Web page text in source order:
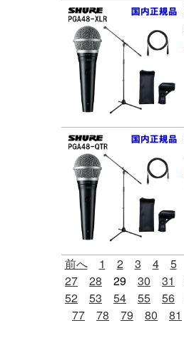
前へ 1 2 3 4 5
27
28 29 30 31
52
53 54 55 56
77
78 79 80 81